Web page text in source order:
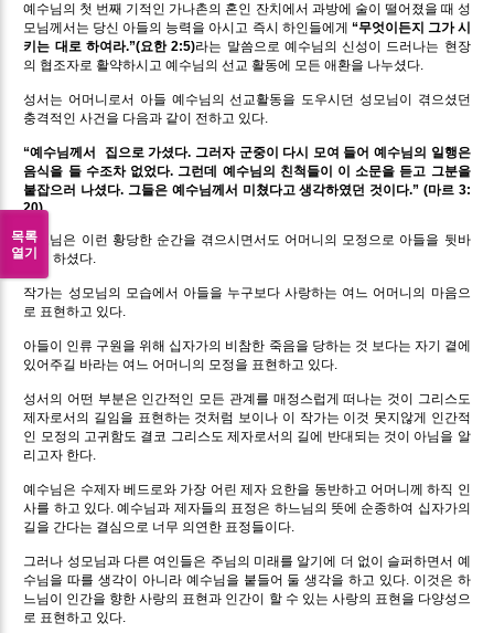
예수님의 첫 번째 기적인 가나촌의 혼인 잔치에서 과방에 술이 떨어졌을 때 성
모님께서는 당신 아들의 능력을 아시고 즉시 하인들에게 “무엇이든지 그가 시
키는 대로 하여라.”(요한 2:5)라는 말씀으로 예수님의 신성이 드러나는 현장
의 협조자로 활약하시고 예수님의 선교 활동에 모든 애환을 나누셨다.
성서는 어머니로서 아들 예수님의 선교활동을 도우시던 성모님이 겪으셨던
충격적인 사건을 다음과 같이 전하고 있다.
“예수님께서 집으로 가셨다. 그러자 군중이 다시 모여 들어 예수님의 일행은
음식을 들 수조차 없었다. 그런데 예수님의 친척들이 이 소문을 듣고 그분을
붙잡으러 나셨다. 그들은 예수님께서 미쳤다고 생각하였던 것이다.” (마르 3:
20)
성모님은 이런 황당한 순간을 겪으시면서도 어머니의 모정으로 아들을 뒷바
라지 하셨다.
작가는 성모님의 모습에서 아들을 누구보다 사랑하는 여느 어머니의 마음으
로 표현하고 있다.
아들이 인류 구원을 위해 십자가의 비참한 죽음을 당하는 것 보다는 자기 곁에
있어주길 바라는 여느 어머니의 모정을 표현하고 있다.
성서의 어떤 부분은 인간적인 모든 관계를 매정스럽게 떠나는 것이 그리스도
제자로서의 길임을 표현하는 것처럼 보이나 이 작가는 이것 못지않게 인간적
인 모정의 고귀함도 결코 그리스도 제자로서의 길에 반대되는 것이 아님을 알
리고자 한다.
예수님은 수제자 베드로와 가장 어린 제자 요한을 동반하고 어머니께 하직 인
사를 하고 있다. 예수님과 제자들의 표정은 하느님의 뜻에 순종하여 십자가의
길을 간다는 결심으로 너무 의연한 표정들이다.
그러나 성모님과 다른 여인들은 주님의 미래를 알기에 더 없이 슬퍼하면서 예
수님을 따를 생각이 아니라 예수님을 붙들어 둘 생각을 하고 있다. 이것은 하
느님이 인간을 향한 사랑의 표현과 인간이 할 수 있는 사랑의 표현을 다양성으
로 표현하고 있다.
목록
열기